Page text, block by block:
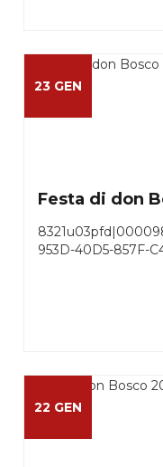
23 GEN
Festa di don
953D-40D5-857F-
22 GEN